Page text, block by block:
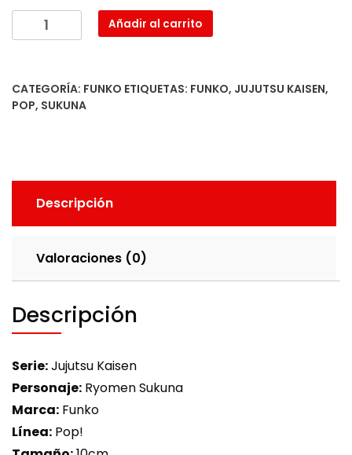
Ryomen
Sukuna
Añadir al carrito
CATEGORÍA: FUNKO ETIQUETAS: FUNKO, JUJUTSU KAISEN,
POP, SUKUNA
Descripción
Valoraciones (0)
Descripción
Serie:Jujutsu Kaisen
Personaje: Ryomen Sukuna
Marca: Funko
Línea: Pop!